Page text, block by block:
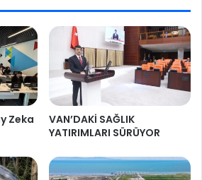
Zeka
VAN’DAKİ SAĞLIK
YATIRIMLARI SÜRÜYOR